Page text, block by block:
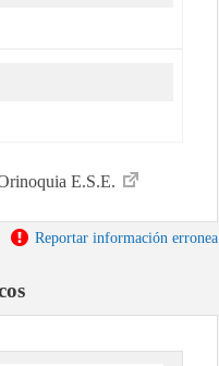
E.S.E.
Reportar información erronea